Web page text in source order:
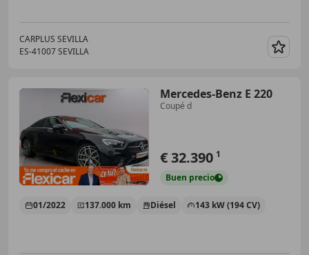
CARPLUS SEVILLA
ES-41007 SEVILLA
Mercedes-Benz E 220
Coupé d
€ 32.390 1
Buen precio
01/2022 137.000 km Diésel 143 kW (194 CV)